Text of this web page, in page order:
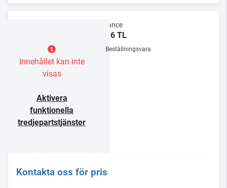
Innehållet kan inte
visas
Aktivera
funktionella
tredjepartstjänster
Sonance
BPS6 TL
Beställningsvara
Kontakta oss för pris